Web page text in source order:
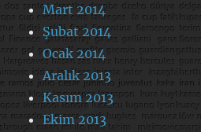
Mart 2014
Şubat 2014
Ocak 2014
Aralık 2013
Kasım 2013
Ekim 2013